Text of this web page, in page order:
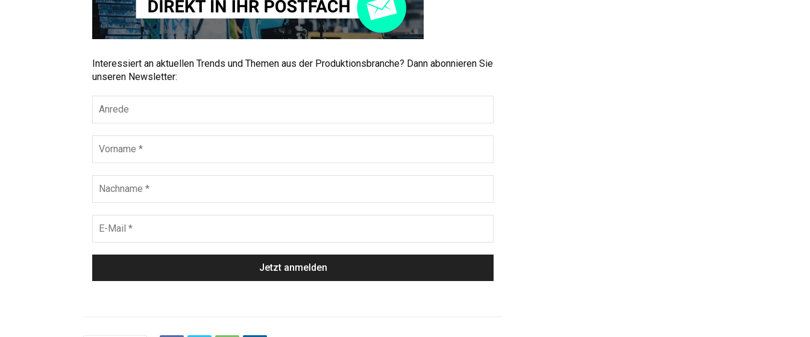
Interessiert an aktuellen Trends und Themen aus der Produktionsbranche? Dann abonnieren Sie
unseren Newsletter: